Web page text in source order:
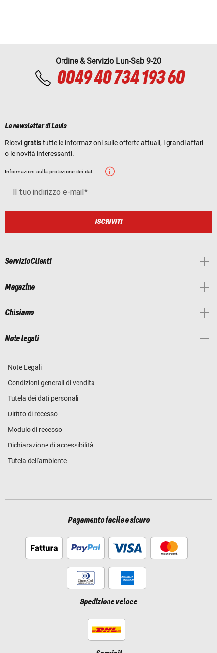
Ordine & Servizio Lun-Sab 9-20
0049 40 734 193 60
La newsletter di Louis
Ricevigratistutte le informazioni sulle offerte attuali, i grandi affari
o le novità interessanti.
Informazioni sulla protezione dei dati
Il tuo indirizzo e-mail
ISCRIVITI
Servizio Clienti
Magazine
Chi siamo
Note legali
Note Legali
Condizioni generali di vendita
Tutela dei dati personali
Diritto di recesso
Modulo di recesso
Dichiarazione di accessibilità
Tutela dell'ambiente
Pagamento facile e sicuro
Spedizione veloce